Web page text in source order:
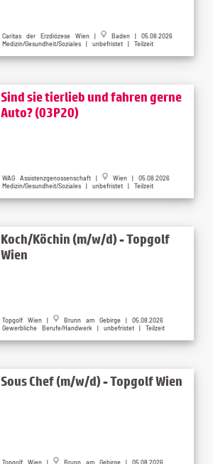
Caritas der Erzdiözese Wien |
Baden | 05.08.2026
Medizin/Gesundheit/Soziales | unbefristet | Teilzeit
Sind sie tierlieb und fahren gerne
Auto? (03P20)
WAG Assistenzgenossenschaft |
Wien | 05.08.2026
Medizin/Gesundheit/Soziales | unbefristet | Teilzeit
Koch/Köchin (m/w/d) - Topgolf
Wien
Topgolf Wien |
Brunn am Gebirge | 05.08.2026
Gewerbliche Berufe/Handwerk | unbefristet | Teilzeit
Sous Chef (m/w/d) - Topgolf Wien
Topgolf Wien |
Brunn am Gebirge | 05.08.2026